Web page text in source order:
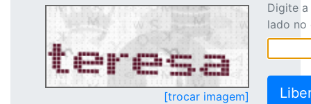
[trocar imagem]
Digite
lado no